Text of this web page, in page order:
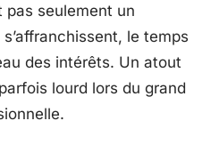
pas seulement un
le temps
des intérêts. Un atout
lourd lors du grand